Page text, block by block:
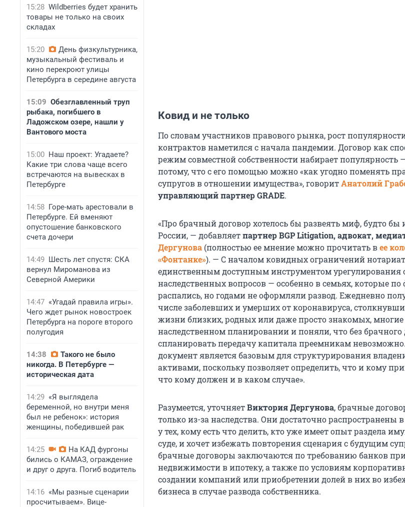
15:28 Wildberries будет хранить
товары не только на своих
складах
15:20
День физкультурника,
музыкальный фестиваль и
кино перекроют улицы
Петербурга в середине августа
15:09 Обезглавленный труп
рыбака, погибшего в
Ладожском озере, нашли у
Вантового моста
15:00 Наш проект: Угадаете?
Какие три слова чаще всего
встречаются на вывесках в
Петербурге
14:58 Горе-мать арестовали в
Петербурге. Ей вменяют
опустошение банковского
счета дочери
14:49 Шесть лет спустя: СКА
вернул Мироманова из
Северной Америки
14:47 «Угадай правила игры».
Чего ждет рынок новостроек
Петербурга на пороге второго
полугодия
14:38
Такого не было
никогда. В Петербурге —
историческая дата
14:29 «Я выглядела
беременной, но внутри меня
был не ребенок»: история
женщины, победившей рак
14:25
На КАД фургоны
бились о КАМАЗ, ограждение
и друг о друга. Погиб водитель
14:16 «Мы разные сценарии
просчитываем». Вице-
Ковид и не только
По словам участников правового рынка, рост
контрактов наметился с начала пандемии. Договор как
режим совместной собственности набирает популярность
потому, что с его помощью можно «как угодно поменять
супругов в отношении имущества», говоритАнатолий
управляющий партнер GRADE.
«Про брачный договор хотелось бы развеять миф, будто бы
России, — добавляетпартнер BGP Litigation, адвокат,
Дергунова (полностью ее мнение можно прочитать вее
«Фонтанке»). — С началом ковидных ограничений
единственным доступным инструментом урегулирования
наследственных вопросов — особенно в семьях, которые
распались, но годами не оформляли развод. Ежедневно
числе заболевших и умерших от коронавируса,
жизни близких, родных или даже просто знакомых, многие
наследственном планировании и поняли, что без брачного
спланировать передачу капитала преемникам
документ является базовым для структурирования
активами, поскольку позволяет определить, что и кому
что кому должен и в каком случае».
Разумеется, уточняетВиктория Дергунова, брачные
только из-за наследства. Они достаточно распространены
у тех, кому есть что делить, кто уже имеет опыт раздела
суде, и хочет избежать повторения сценария с будущим
брачные договоры заключаются по требованию банков
недвижимости в ипотеку, а также по условиям
создании компаний или приобретении долей в них во
бизнеса в случае развода собственника.